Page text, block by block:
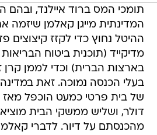
תומכי המס ברוד איילנד, ובהם
המדינתית מייגן קאלמן שיזמה
ההיטל נחוץ כדי לקזז קיצוצים
מדיקייד (תוכנית ביטוח
בארצות הברית) וכדי לממן קרן
בעלי הכנסה נמוכה. זאת
דולר, ושליש ממשקי הבית
מהכנסתם על דיור. לדברי